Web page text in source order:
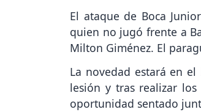
El ataque de Boca
quien no jugó frente a
Milton Giménez. El
La novedad estará en
lesión y tras realizar
oportunidad sentado